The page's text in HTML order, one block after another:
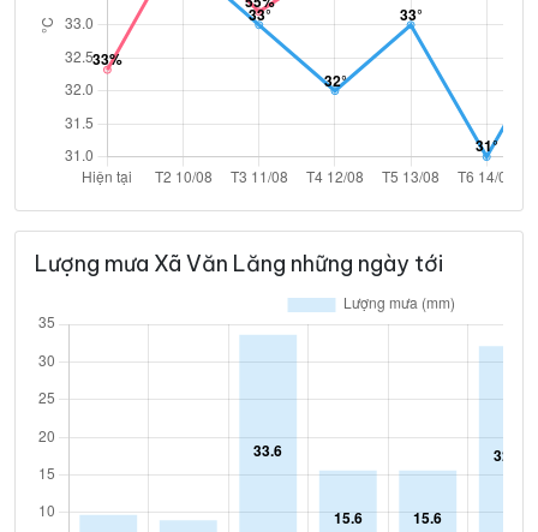
Lượng mưa Xã Văn Lăng những ngày tới